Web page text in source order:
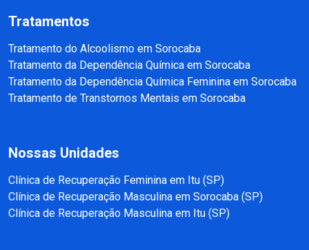
Tratamentos
Tratamento do Alcoolismo em Sorocaba
Tratamento da Dependência Química em Sorocaba
Tratamento da Dependência Química Feminina em Sorocaba
Tratamento de Transtornos Mentais em Sorocaba
Nossas Unidades
Clínica de Recuperação Feminina em Itu (SP)
Clínica de Recuperação Masculina em Sorocaba (SP)
Clínica de Recuperação Masculina em Itu (SP)